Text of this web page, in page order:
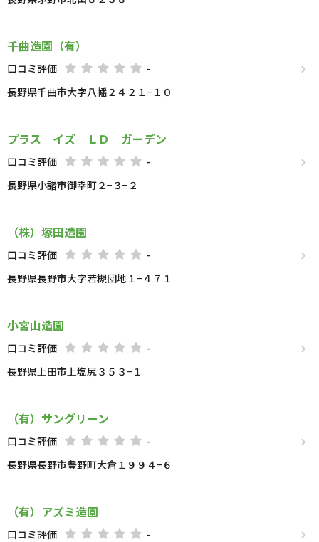
千曲造園（有）
口コミ評価
-
長野県千曲市大字八幡２４２１−１０
プラス イズ ＬＤ ガーデン
口コミ評価
-
長野県小諸市御幸町２−３−２
（株）塚田造園
口コミ評価
-
長野県長野市大字若槻団地１−４７１
小宮山造園
口コミ評価
-
長野県上田市上塩尻３５３−１
（有）サングリーン
口コミ評価
-
長野県長野市豊野町大倉１９９４−６
（有）アズミ造園
口コミ評価
-